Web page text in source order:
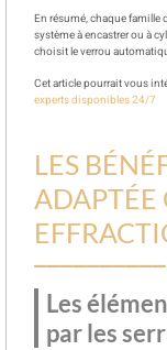
En résumé, chaque famille
système à encastrer ou à
choisit le verrou
Cet article pourrait vous
experts disponibles 24/7
LES
ADAPTÉE
Les
par les